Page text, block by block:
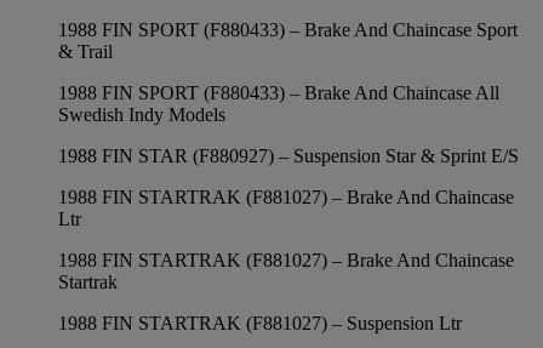
1988 FIN SPORT (F880433) – Brake And Chaincase Sport
& Trail
1988 FIN SPORT (F880433) – Brake And Chaincase All
Swedish Indy Models
1988 FIN STAR (F880927) – Suspension Star & Sprint E/S
1988 FIN STARTRAK (F881027) – Brake And Chaincase
Ltr
1988 FIN STARTRAK (F881027) – Brake And Chaincase
Startrak
1988 FIN STARTRAK (F881027) – Suspension Ltr